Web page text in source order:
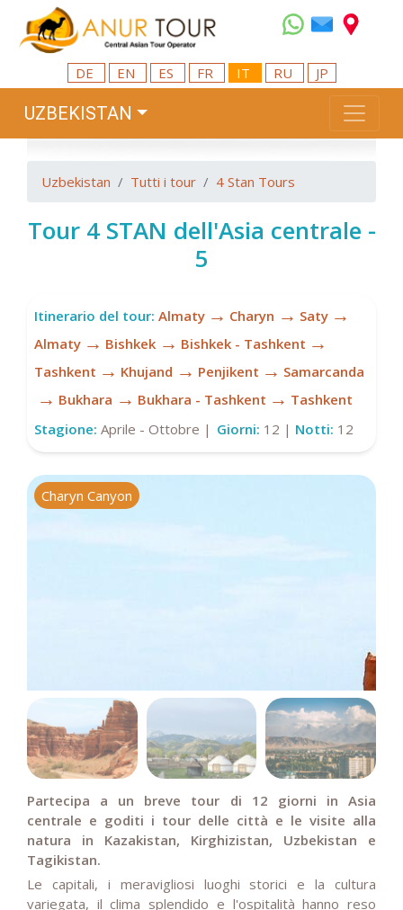
DE EN ES FR IT RU JP
UZBEKISTAN
Uzbekistan Tutti i tour 4 Stan Tours
Tour 4 STAN dell'Asia centrale -
5
Itinerario del tour: Almaty → Charyn → Saty →
Almaty → Bishkek → Bishkek - Tashkent →
Tashkent → Khujand → Penjikent → Samarcanda
→ Bukhara → Bukhara - Tashkent → Tashkent
Stagione: Aprile - Ottobre | Giorni: 12 | Notti: 12
Charyn Canyon
Partecipa a un breve tour di 12 giorni in Asia
centrale e goditi i tour delle città e le visite alla
natura in Kazakistan, Kirghizistan, Uzbekistan e
Tagikistan.
Le capitali, i meravigliosi luoghi storici e la cultura
variegata, il clima splendido e l'ospitalità hanno reso